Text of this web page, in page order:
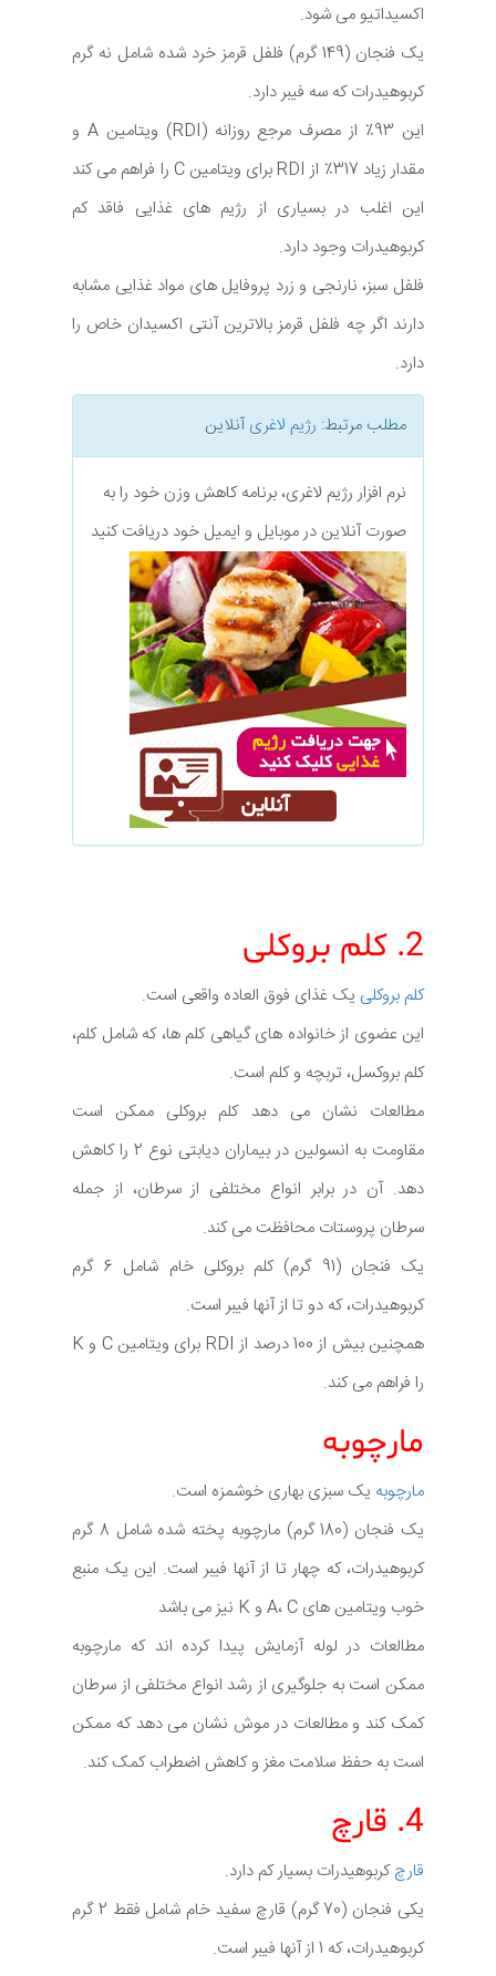
اکسیداتیو می شود.
یک فنجان (149 گرم) فلفل قرمز خرد شده شامل نه گرم
کربوهیدرات که سه فیبر دارد.
این 93٪ از مصرف مرجع روزانه (RDI) ویتامین A و
مقدار زیاد 317٪ از RDI برای ویتامین C را فراهم می کند
این اغلب در بسیاری از رژیم های غذایی فاقد کم
کربوهیدرات وجود دارد.
فلفل سبز، نارنجی و زرد پروفایل های مواد غذایی مشابه
دارند اگر چه فلفل قرمز بالاترین آنتی اکسیدان خاص را
دارد.
مطلب مرتبط: رژیم لاغریآنلاین
نرم افزار رژیم لاغری، برنامه کاهش وزن خود را به
صورت آنلاین در موبایل و ایمیل خود دریافت کنید
2. کلم بروکلی
کلم بروکلی یک غذای فوق العاده واقعی است.
این عضوی از خانواده های گیاهی کلم ها، که شامل کلم،
کلم بروکسل، تربچه و کلم است.
مطالعات نشان می دهد کلم بروکلی ممکن است
مقاومت به انسولین در بیماران دیابتی نوع 2 را کاهش
دهد. آن در برابر انواع مختلفی از سرطان، از جمله
سرطان پروستات محافظت می کند.
یک فنجان (91 گرم) کلم بروکلی خام شامل 6 گرم
کربوهیدرات، که دو تا از آنها فیبر است.
همچنین بیش از 100 درصد از RDI برای ویتامین C و K
را فراهم می کند.
مارچوبه
مارچوبه یک سبزی بهاری خوشمزه است.
یک فنجان (180 گرم) مارچوبه پخته شده شامل 8 گرم
کربوهیدرات، که چهار تا از آنها فیبر است. این یک منبع
خوب ویتامین های A، C و K نیز می باشد
مطالعات در لوله آزمایش پیدا کرده اند که مارچوبه
ممکن است به جلوگیری از رشد انواع مختلفی از سرطان
کمک کند و مطالعات در موش نشان می دهد که ممکن
است به حفظ سلامت مغز و کاهش اضطراب کمک کند.
4. قارچ
قارچکربوهیدرات بسیار کم دارد.
یکی فنجان (70 گرم) قارچ سفید خام شامل فقط 2 گرم
کربوهیدرات، که 1 از آنها فیبر است.